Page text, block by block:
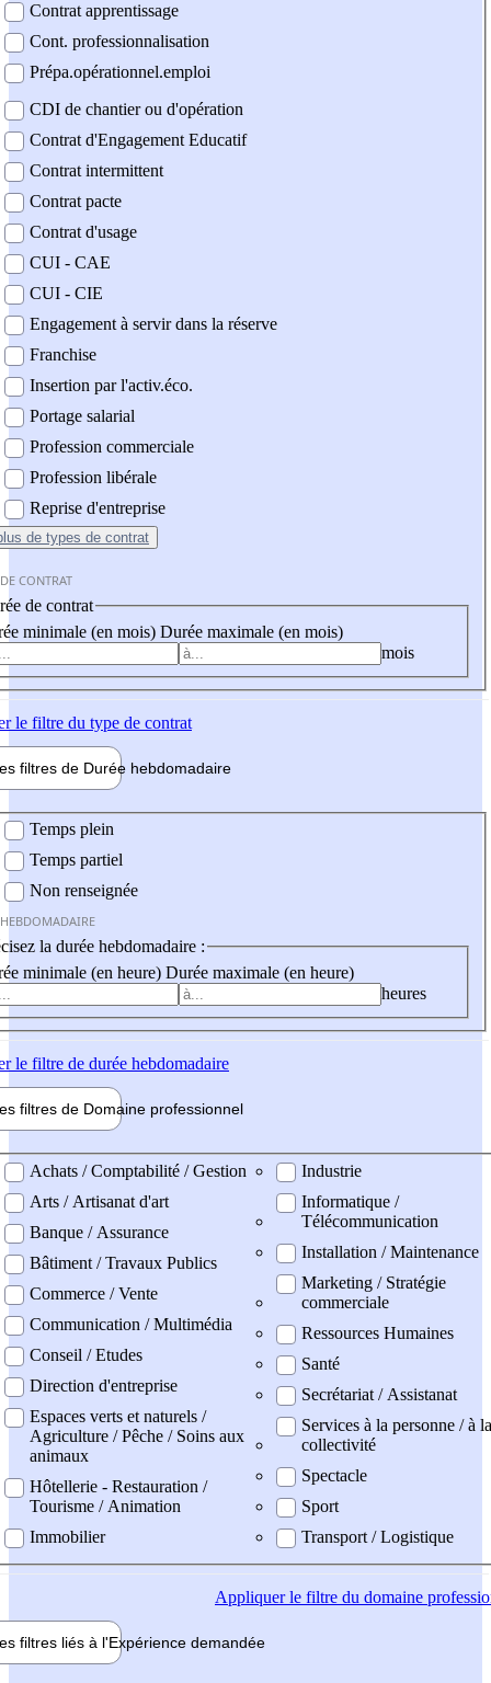
Contrat apprentissage
Cont. professionnalisation
Prépa.opérationnel.emploi
CDI de chantier ou d'opération
Contrat d'Engagement Educatif
Contrat intermittent
Contrat pacte
Contrat d'usage
CUI - CAE
CUI - CIE
Engagement à servir dans la réserve
Franchise
Insertion par l'activ.éco.
Portage salarial
Profession commerciale
Profession libérale
Reprise d'entreprise
de types de contrat
CONTRAT
de contrat
minimale (en mois) Durée maximale (en mois)
mois
le filtre du type de contrat
filtres de Durée hebdomadaire
Temps plein
Temps partiel
Non renseignée
la durée hebdomadaire :
minimale (en heure) Durée maximale (en heure)
heures
le filtre de durée hebdomadaire
filtres de Domaine professionnel
professionel
Achats / Comptabilité / Gestion
Arts / Artisanat d'art
Banque / Assurance
Bâtiment / Travaux Publics
Commerce / Vente
Communication / Multimédia
Conseil / Etudes
Direction d'entreprise
Espaces verts et naturels /
Agriculture / Pêche / Soins aux
animaux
Hôtellerie - Restauration /
Tourisme / Animation
Immobilier
Industrie
Informatique /
Télécommunication
Installation / Maintenance
Marketing / Stratégie
commerciale
Ressources Humaines
Santé
Secrétariat / Assistanat
Services à la personne / à la
collectivité
Spectacle
Sport
Transport / Logistique
Appliquerle filtre du domaine
filtres liés à l'Expérience demandée